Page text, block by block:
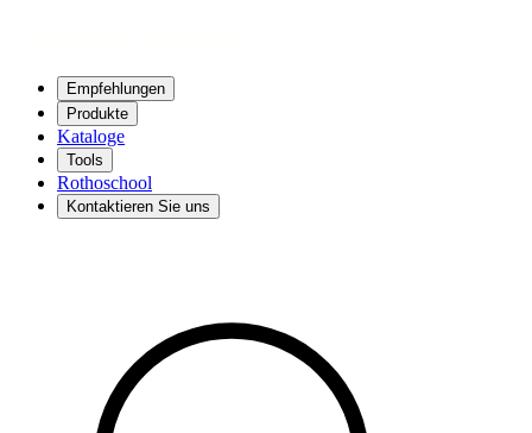
Empfehlungen
Produkte
Kataloge
Tools
Rothoschool
Kontaktieren Sie uns